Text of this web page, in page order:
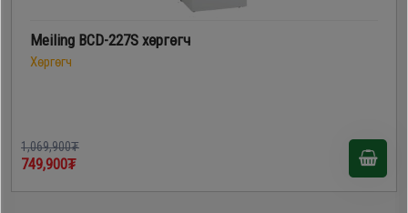
Meiling BCD-227S хөргөгч
Хөргөгч
1,069,900₮
749,900₮